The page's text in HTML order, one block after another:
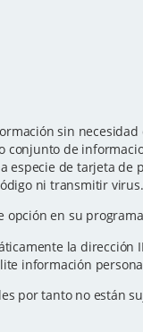
sin
conjunto de
especie de tarjeta de
ni transmitir virus.
opción en su
la dirección
información
por tanto no están